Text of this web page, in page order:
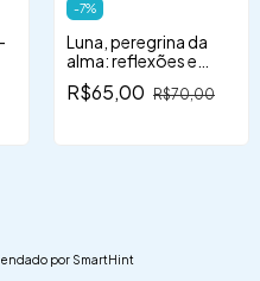
-7%
Luna, peregrina da
alma: reflexões e
práticas para escutar
o chamado interior e
R$65,00 R$70,00
por SmartHint